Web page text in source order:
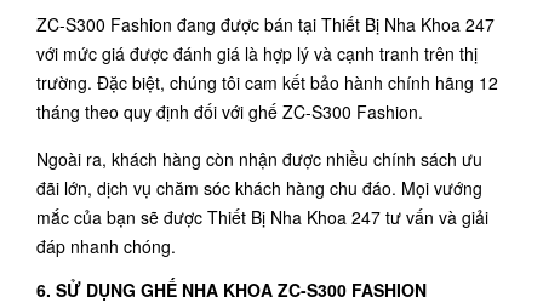
ZC-S300 Fashion đang được bán tại Thiết Bị Nha Khoa 247
với mức giá được đánh giá là hợp lý và cạnh tranh trên thị
trường. Đặc biệt, chúng tôi cam kết bảo hành chính hãng 12
tháng theo quy định đối với ghế ZC-S300 Fashion.
Ngoài ra, khách hàng còn nhận được nhiều chính sách ưu
đãi lớn, dịch vụ chăm sóc khách hàng chu đáo. Mọi vướng
mắc của bạn sẽ được Thiết Bị Nha Khoa 247 tư vấn và giải
đáp nhanh chóng.
6. SỬ DỤNG GHẾ NHA KHOA ZC-S300 FASHION